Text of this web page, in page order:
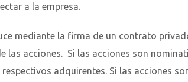
a la empresa.
mediante la firma de un contrato
las acciones. Si las acciones son
adquirentes. Si las acciones